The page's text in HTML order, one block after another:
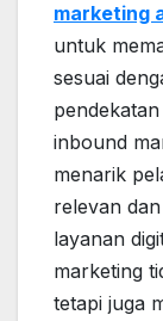
marketing
untuk
sesuai
inbound
menarik
relevan
layanan
marketing
tetapi juga